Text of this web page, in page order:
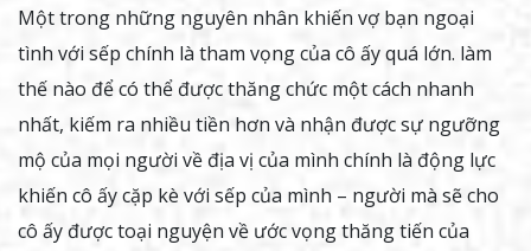
Một trong những nguyên nhân khiến vợ bạn ngoại
tình với sếp chính là tham vọng của cô ấy quá lớn. làm
thế nào để có thể được thăng chức một cách nhanh
nhất, kiếm ra nhiều tiền hơn và nhận được sự ngưỡng
mộ của mọi người về địa vị của mình chính là động lực
khiến cô ấy cặp kè với sếp của mình – người mà sẽ cho
cô ấy được toại nguyện về ước vọng thăng tiến của